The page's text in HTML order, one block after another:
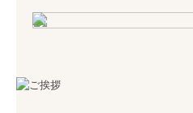
事務所の特長
税務・会計